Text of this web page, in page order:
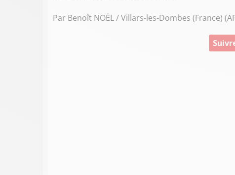
Par Benoît NOËL / Villars-les-Dombes (France)